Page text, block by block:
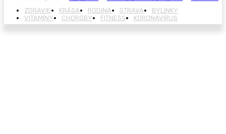
ZDRAVIE
KRÁSA RODINA STRAVA
BYLINKY
VITAMÍNY
CHOROBY FITNESS KORONAVÍRUS